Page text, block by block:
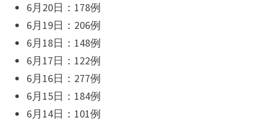
6月20日：178例
6月19日：206例
6月18日：148例
6月17日：122例
6月16日：277例
6月15日：184例
6月14日：101例